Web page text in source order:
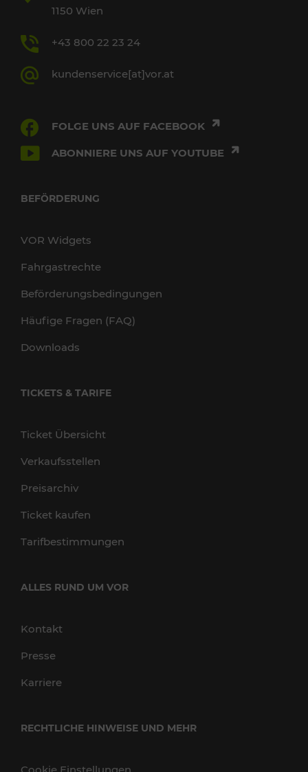
1150 Wien
+43 800 22 23 24
kundenservice[at]vor.at
FOLGE UNS AUF FACEBOOK
ABONNIERE UNS AUF YOUTUBE
BEFÖRDERUNG
VOR Widgets
Fahrgastrechte
Beförderungsbedingungen
Häufige Fragen (FAQ)
Downloads
TICKETS & TARIFE
Ticket Übersicht
Verkaufsstellen
Preisarchiv
Ticket kaufen
Tarifbestimmungen
ALLES RUND UM VOR
Kontakt
Presse
Karriere
RECHTLICHE HINWEISE UND MEHR